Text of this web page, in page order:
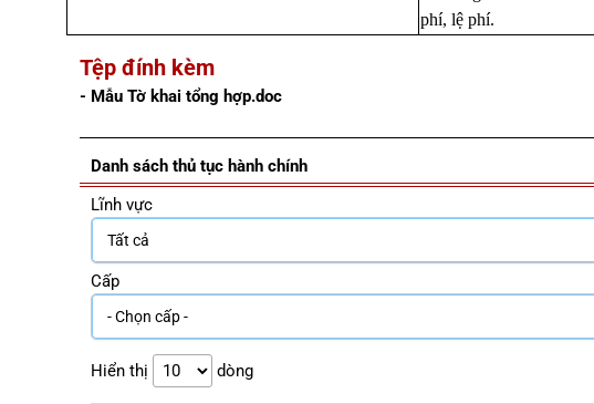
phí, lệ phí.
Tệp đính kèm
- Mẫu Tờ khai tổng hợp.doc
Danh sách thủ tục hành chính
Lĩnh vực
Cấp
Hiển thị dòng